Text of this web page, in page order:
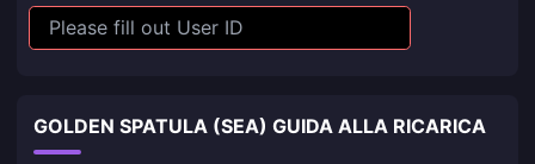
GOLDEN SPATULA (SEA) GUIDA ALLA RICARICA